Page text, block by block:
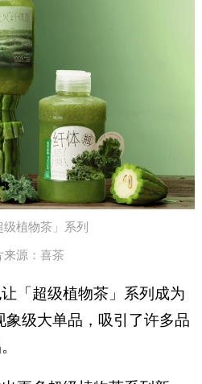
植物茶」系列
来源：喜茶
「超级植物茶」系列成为
级大单品，吸引了许多品